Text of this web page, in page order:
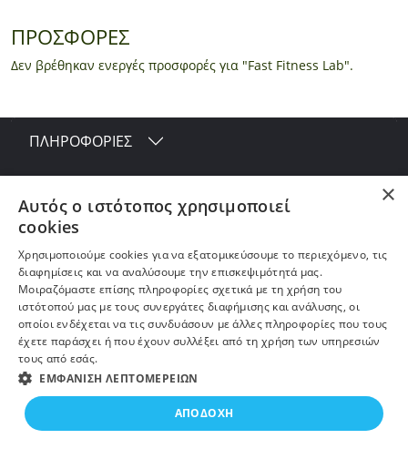
ΠΡΟΣΦΟΡΕΣ
Δεν βρέθηκαν ενεργές προσφορές για "Fast Fitness Lab".
ΠΛΗΡΟΦΟΡΙΕΣ
ΠΕΡΙΣΣΟΤΕΡΑ
ΕΓΓΡΑΦΗ ΣΤΟ NEWSLETTER
×
Αυτός ο ιστότοπος χρησιμοποιεί
cookies
Χρησιμοποιούμε cookies για να εξατομικεύσουμε το περιεχόμενο, τις
διαφημίσεις και να αναλύσουμε την επισκεψιμότητά μας.
Μοιραζόμαστε επίσης πληροφορίες σχετικά με τη χρήση του
ιστότοπού μας με τους συνεργάτες διαφήμισης και ανάλυσης, οι
οποίοι ενδέχεται να τις συνδυάσουν με άλλες πληροφορίες που τους
έχετε παράσχει ή που έχουν συλλέξει από τη χρήση των υπηρεσιών
τους από εσάς.
ΕΜΦΆΝΙΣΗ ΛΕΠΤΟΜΕΡΕΙΏΝ
ΑΠΟΔΟΧΉ